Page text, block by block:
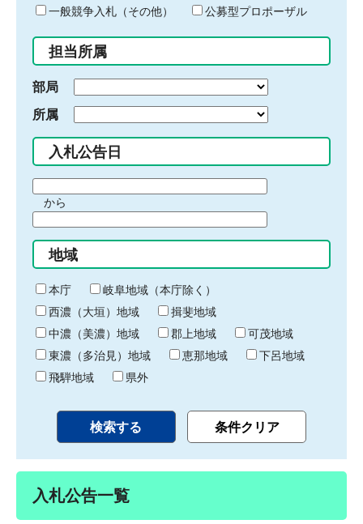
ド
入
力
一般競争入札（その他）
公募型プロポーザル
担当所属
部局
所属
入札公告日
間
始
り
から
間
終
わ
り
地域
本庁
岐阜地域（本庁除く）
西濃（大垣）地域
揖斐地域
中濃（美濃）地域
郡上地域
可茂地域
東濃（多治見）地域
恵那地域
下呂地域
飛騨地域
県外
入札公告一覧